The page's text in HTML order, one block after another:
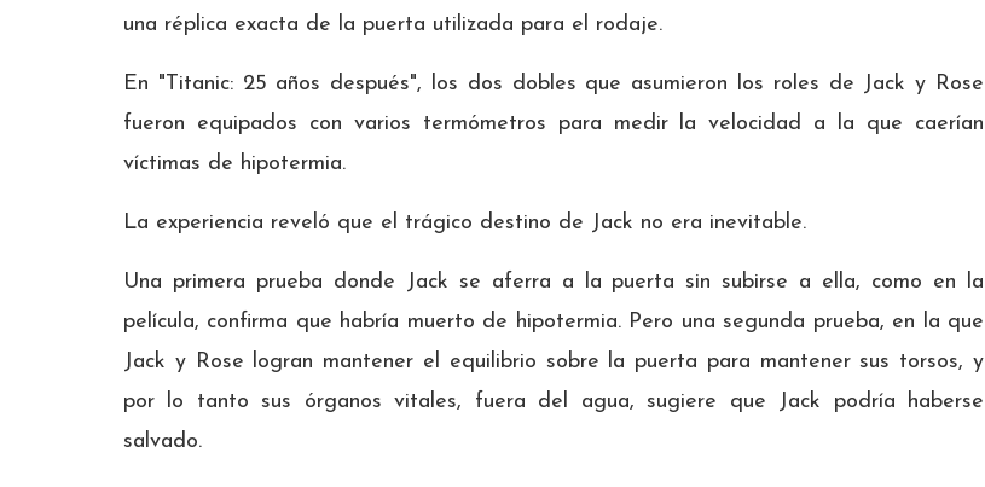
una réplica exacta de la puerta utilizada para el rodaje.
En "Titanic: 25 años después", los dos dobles que asumieron los roles de Jack y Rose
fueron equipados con varios termómetros para medir la velocidad a la que caerían
víctimas de hipotermia.
La experiencia reveló que el trágico destino de Jack no era inevitable.
Una primera prueba donde Jack se aferra a la puerta sin subirse a ella, como en la
película, confirma que habría muerto de hipotermia. Pero una segunda prueba, en la que
Jack y Rose logran mantener el equilibrio sobre la puerta para mantener sus torsos, y
por lo tanto sus órganos vitales, fuera del agua, sugiere que Jack podría haberse
salvado.